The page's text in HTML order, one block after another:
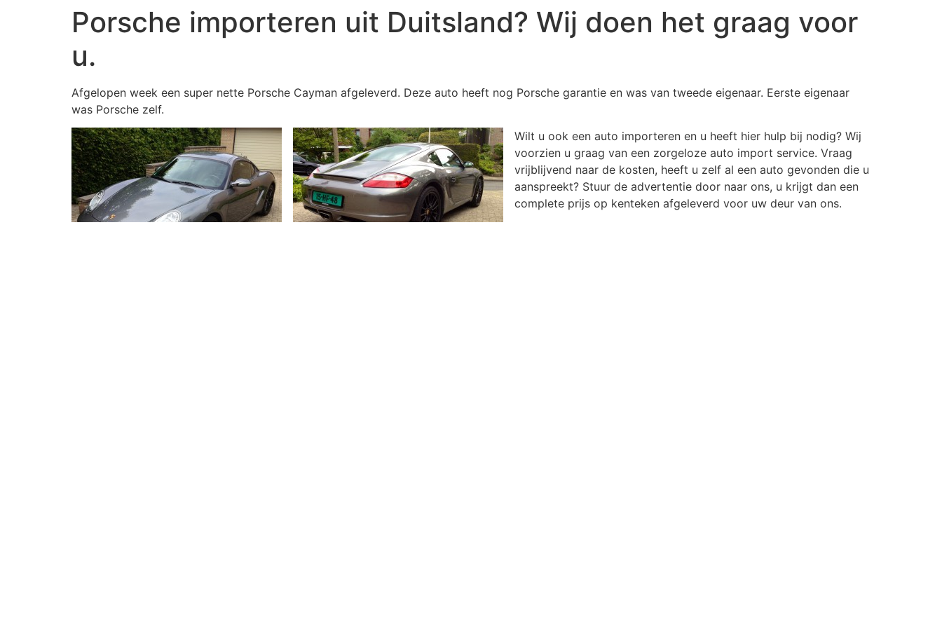
Porsche importeren uit Duitsland? Wij doen het graag voor
u.
Afgelopen week een super nette Porsche Cayman afgeleverd. Deze auto heeft nog Porsche garantie en was van tweede eigenaar. Eerste eigenaar
was Porsche zelf.
Wilt u ook een auto importeren en u heeft hier hulp bij nodig? Wij
voorzien u graag van een zorgeloze auto import service. Vraag
vrijblijvend naar de kosten, heeft u zelf al een auto gevonden die u
aanspreekt? Stuur de advertentie door naar ons, u krijgt dan een
complete prijs op kenteken afgeleverd voor uw deur van ons.